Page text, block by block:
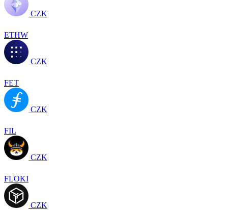
CZK
ETHW
CZK
FET
CZK
FIL
CZK
FLOKI
CZK